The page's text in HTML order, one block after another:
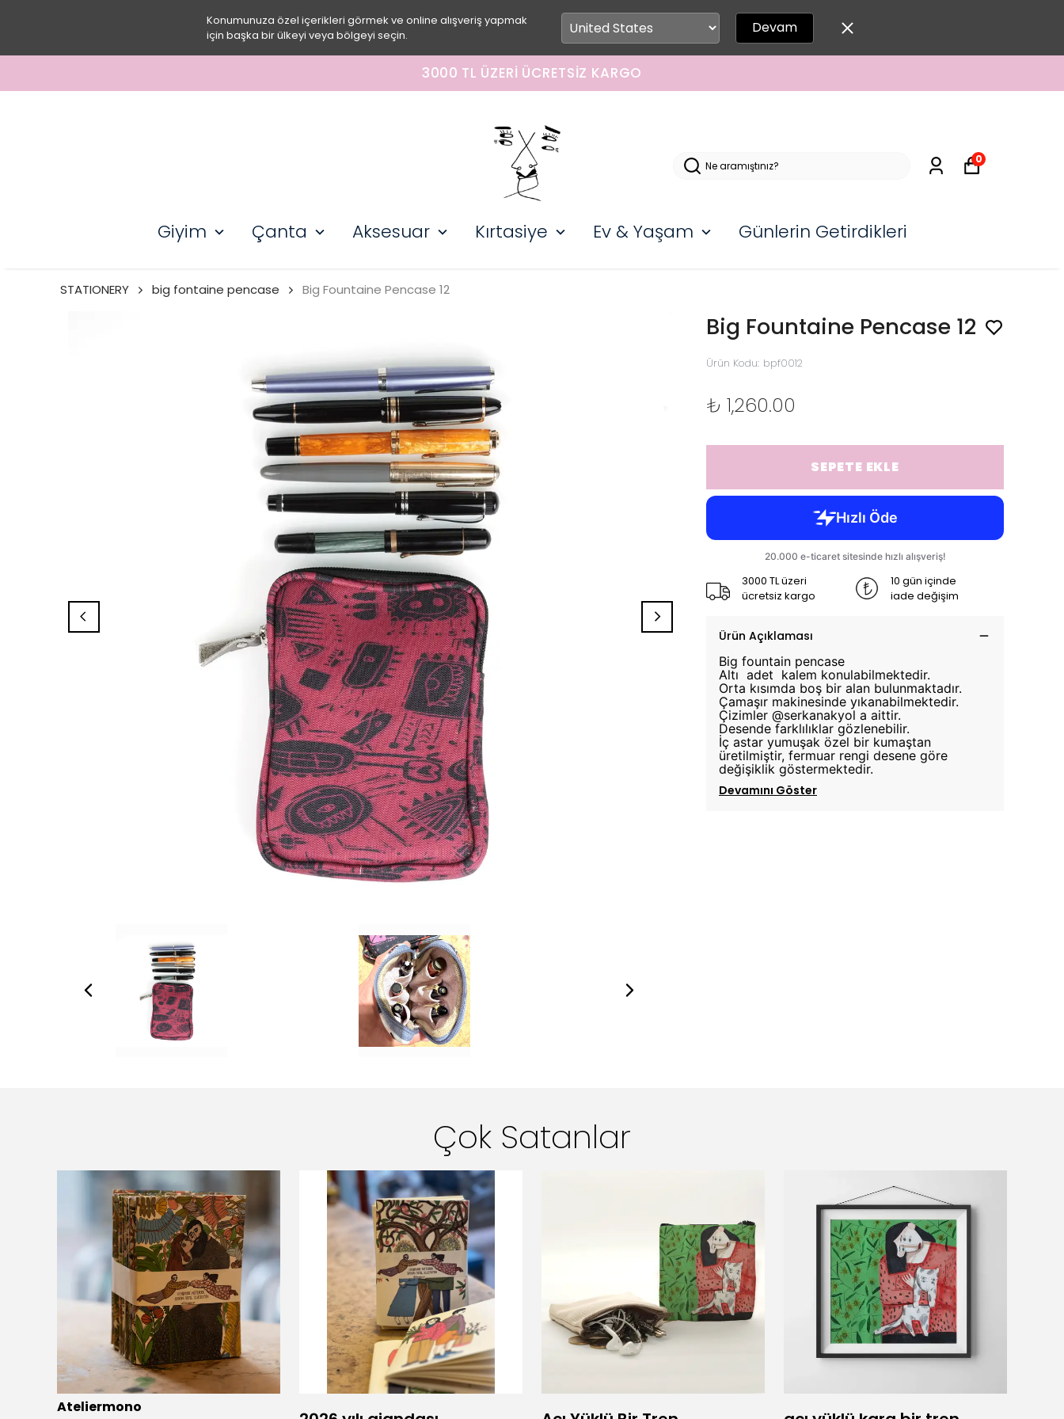
Konumunuza özel içerikleri görmek ve online alışveriş yapmak
için başka bir ülkeyi veya bölgeyi seçin.
Devam
3000 TL ÜZERI ÜCRETSIZ KARGO
Giyim Çanta Aksesuar Kırtasiye Ev & Yaşam Günlerin Getirdikleri
0
STATIONERY big fontaine pencase Big Fountaine Pencase 12
Big Fountaine Pencase 12
Ürün Kodu: bpf0012
₺ 1,260.00
SEPETE EKLE
3000 TL üzeri
ücretsiz kargo
10 gün içinde
iade değişim
Ürün Açıklaması
Big fountain pencase
Altı adet kalem konulabilmektedir.
Orta kısımda boş bir alan bulunmaktadır.
Çamaşır makinesinde yıkanabilmektedir.
Çizimler @serkanakyol a aittir.
Desende farklılıklar gözlenebilir.
İç astar yumuşak özel bir kumaştan
üretilmiştir, fermuar rengi desene göre
değişiklik göstermektedir.
Devamını Göster
Çok Satanlar
Ateliermono